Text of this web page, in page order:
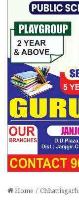
Home / Chhattisgarh